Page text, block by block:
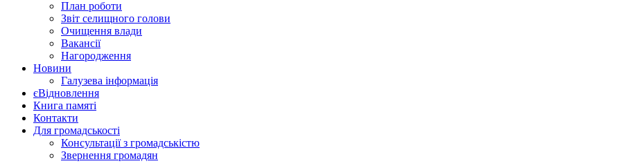
План роботи
Звіт селищного голови
Очищення влади
Вакансії
Нагородження
Новини
Галузева інформація
єВідновлення
Книга памяті
Контакти
Для громадськості
Консультації з громадськістю
Звернення громадян